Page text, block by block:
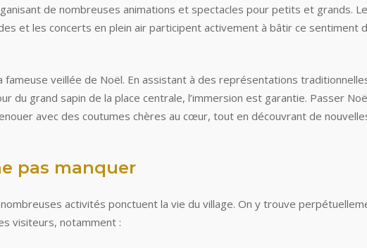
de nombreuses animations et spectacles pour petits et grands.
et les concerts en plein air participent activement à bâtir ce sentiment
fameuse veillée de Noël. En assistant à des représentations
du grand sapin de la place centrale, l’immersion est garantie. Passer
avec des coutumes chères au cœur, tout en découvrant de
pas manquer
activités ponctuent la vie du village. On y trouve
visiteurs, notamment :